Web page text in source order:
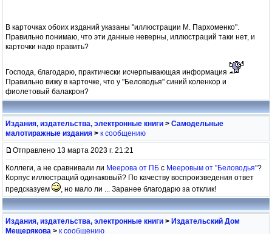
В карточках обоих изданий указаны "иллюстрации М. Пархоменко".
Правильно понимаю, что эти данные неверны, иллюстраций таки нет, и
карточки надо править?
Господа, благодарю, практически исчерпывающая информация
Правильно вижу в карточке, что у "Беловодья" синий коленкор и
фиолетовый балакрон?
Издания, издательства, электронные книги > Самодельные
малотиражные издания > к сообщению
Отправлено 13 марта 2023 г. 21:21
Коллеги, а не сравнивали ли Меерова от ПБ с Мееровым от "Беловодья"?
Корпус иллюстраций одинаковый? По качеству воспроизведения ответ
предсказуем
, но мало ли ... Заранее благодарю за отклик!
Издания, издательства, электронные книги > Издательский Дом
Мещерякова > к сообщению